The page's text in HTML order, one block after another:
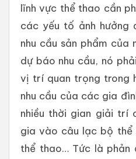
lĩnh vực thể thao cần
các yếu tố ảnh hưởng
nhu cầu sản phẩm của
dự báo nhu cầu, nó
vị trí quan trọng trong
nhu cầu của các gia
nhiều thời gian giải trí
gia vào câu lạc bộ thể
thể thao… Tức là phản